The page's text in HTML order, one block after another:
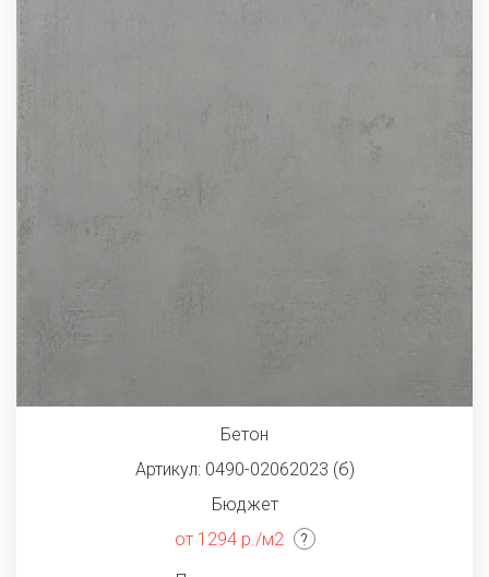
Бетон
Артикул: 0490-02062023 (б)
Бюджет
от 1294 р./м2